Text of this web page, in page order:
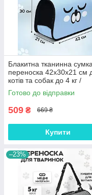
Блакитна тканинна
переноска 42x30x21 см
котів та собак до 4 кг /
Дорожній контейнер з
та жорстким дном
Готово до відправки
509 ₴ 669 ₴
Купити
–23%